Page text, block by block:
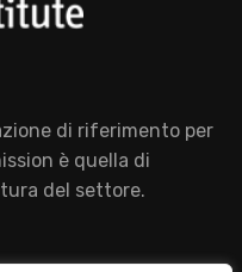
di riferimento per
è quella di
del settore.